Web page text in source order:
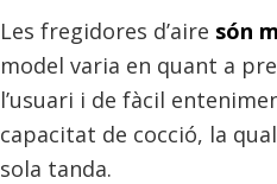
Les fregidores d’aire són
model varia en quant a
l’usuari i de fàcil
capacitat de cocció, la
sola tanda.